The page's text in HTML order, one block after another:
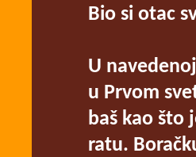
Bio si otac
U
u Prvom
baš kao što
ratu.